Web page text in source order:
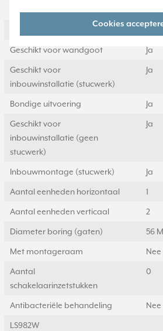
Cookies
Geschikt voor wandgoot Ja
Geschikt voor
inbouwinstallatie (stucwerk)
Ja
Bondige uitvoering Ja
Geschikt voor
inbouwinstallatie (geen
stucwerk)
Ja
Inbouwmontage (stucwerk) Ja
Aantal eenheden horizontaal 1
Aantal eenheden verticaal 2
Diameter boring (gaten) 56
Met montageraam Nee
Aantal
schakelaarinzetstukken
0
Antibacteriële behandeling Nee
LS982W